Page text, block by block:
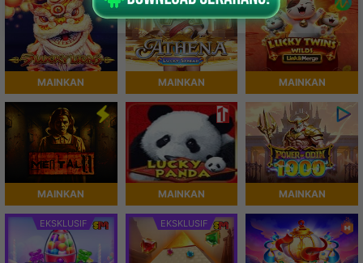
MAINKAN MAINKAN MAINKAN
MAINKAN MAINKAN MAINKAN
EKSKLUSIF EKSKLUSIF